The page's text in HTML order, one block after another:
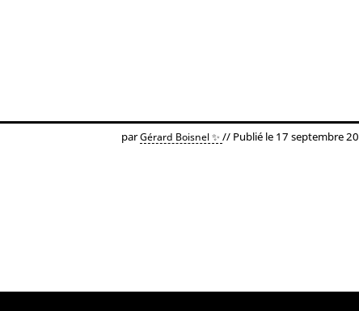
parGérard Boisnel ✨// Publié le 17 septembre